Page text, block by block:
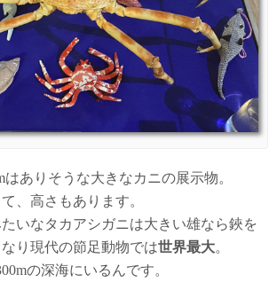
はありそうな大きなカニの展示物。
、高さもあります。
いなタカアシガニは大きい雄なら鋏を
り現代の節足動物では世界最大。
の深海にいるんです。